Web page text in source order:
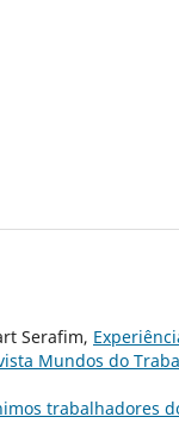
Serafim,
Mundos do
trabalhadores